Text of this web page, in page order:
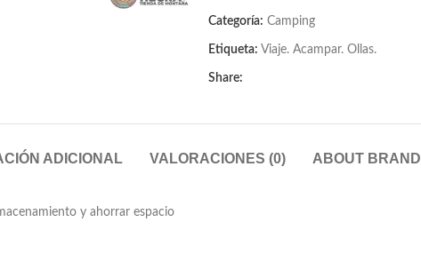
Categoría: Camping
Etiqueta: Viaje. Acampar. Ollas.
Share:
ADICIONAL VALORACIONES (0) ABOUT BRAND
y ahorrar espacio